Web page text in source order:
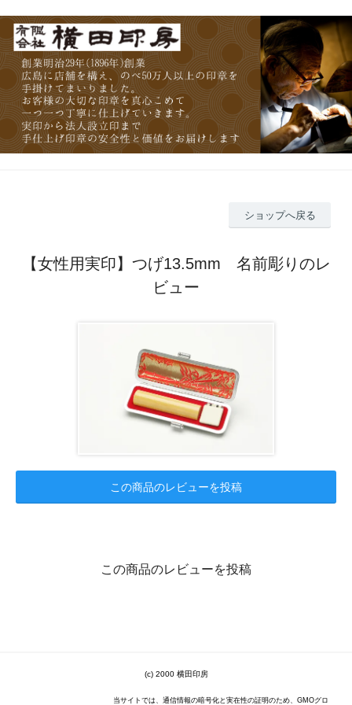
ショップへ戻る
【女性用実印】つげ13.5mm 名前彫りのレ
ビュー
この商品のレビューを投稿
この商品のレビューを投稿
(c) 2000 横田印房
当サイトでは、通信情報の暗号化と実在性の証明のため、GMOグロ